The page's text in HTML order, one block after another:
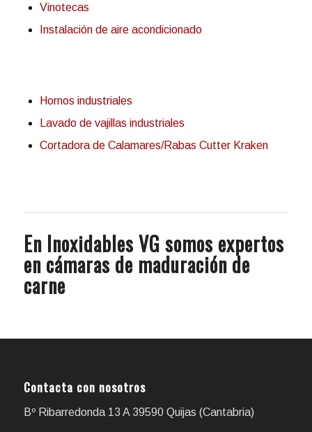
Vinotecas
Instalación de aire acondicionado
Hornos industriales
Lavado de vajillas industriales
Cortadora de Calamares/Rabas Cutter Kraken
En Inoxidables VG somos expertos
en cámaras de maduración de
carne
Contacta con nosotros
Bº Ribarredonda 13 A 39590 Quijas (Cantabria)